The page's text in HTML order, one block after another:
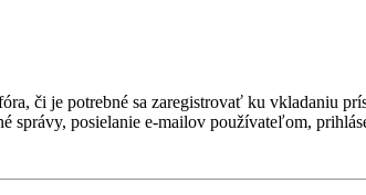
či je potrebné sa zaregistrovať ku vkladaniu
správy, posielanie e-mailov používateľom,